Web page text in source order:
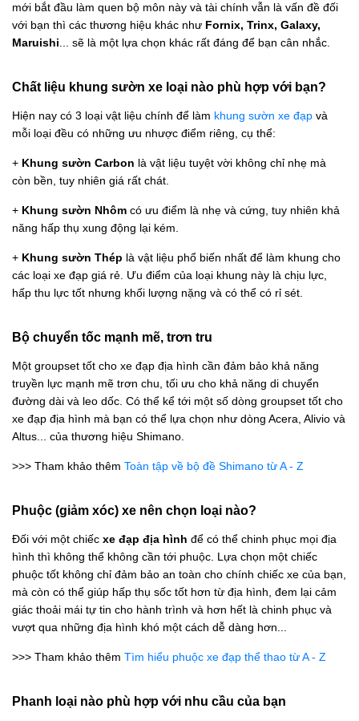
mới bắt đầu làm quen bộ môn này và tài chính vẫn là vấn đề đối
với bạn thì các thương hiệu khác như Fornix, Trinx, Galaxy,
Maruishi... sẽ là một lựa chọn khác rất đáng để bạn cân nhắc.
Chất liệu khung sườn xe loại nào phù hợp với bạn?
Hiện nay có 3 loại vật liệu chính để làm khung sườn xe đạp và
mỗi loại đều có những ưu nhược điểm riêng, cụ thể:
+ Khung sườn Carbon là vật liệu tuyệt vời không chỉ nhẹ mà
còn bền, tuy nhiên giá rất chát.
+ Khung sườn Nhôm có ưu điểm là nhẹ và cứng, tuy nhiên khả
năng hấp thụ xung động lại kém.
+ Khung sườn Thép là vật liệu phổ biến nhất để làm khung cho
các loại xe đạp giá rẻ. Ưu điểm của loại khung này là chịu lực,
hấp thu lực tốt nhưng khối lượng nặng và có thể có rỉ sét.
Bộ chuyển tốc mạnh mẽ, trơn tru
Một groupset tốt cho xe đạp địa hình cần đảm bảo khả năng
truyền lực mạnh mẽ trơn chu, tối ưu cho khả năng di chuyển
đường dài và leo dốc. Có thể kể tới một số dòng groupset tốt cho
xe đạp địa hình mà bạn có thể lựa chọn như dòng Acera, Alivio và
Altus... của thương hiệu Shimano.
>>> Tham khảo thêm Toàn tập về bộ đề Shimano từ A - Z
Phuộc (giảm xóc) xe nên chọn loại nào?
Đối với một chiếc xe đạp địa hình để có thể chinh phục mọi địa
hình thì không thể không cần tới phuộc. Lựa chọn một chiếc
phuộc tốt không chỉ đảm bảo an toàn cho chính chiếc xe của bạn,
mà còn có thể giúp hấp thụ sốc tốt hơn từ địa hình, đem lại cảm
giác thoải mái tự tin cho hành trình và hơn hết là chinh phục và
vượt qua những địa hình khó một cách dễ dàng hơn...
>>> Tham khảo thêm Tìm hiểu phuộc xe đạp thể thao từ A - Z
Phanh loại nào phù hợp với nhu cầu của bạn